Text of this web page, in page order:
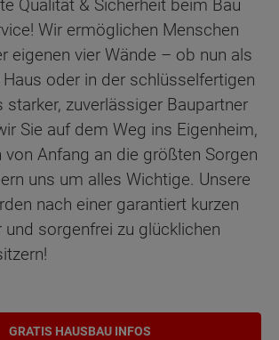
Qualität & Sicherheit beim Bau
Wir ermöglichen Menschen
eigenen vier Wände – ob nun als
oder in der schlüsselfertigen
starker, zuverlässiger Baupartner
Sie auf dem Weg ins Eigenheim,
von Anfang an die größten Sorgen
uns um alles Wichtige. Unsere
nach einer garantiert kurzen
und sorgenfrei zu glücklichen
GRATIS HAUSBAU INFOS